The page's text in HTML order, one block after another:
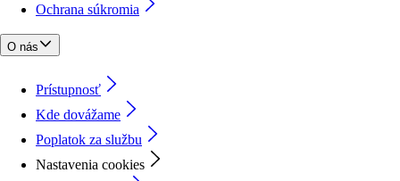
Ochrana súkromia
O nás
Prístupnosť
Kde dovážame
Poplatok za službu
Nastavenia cookies